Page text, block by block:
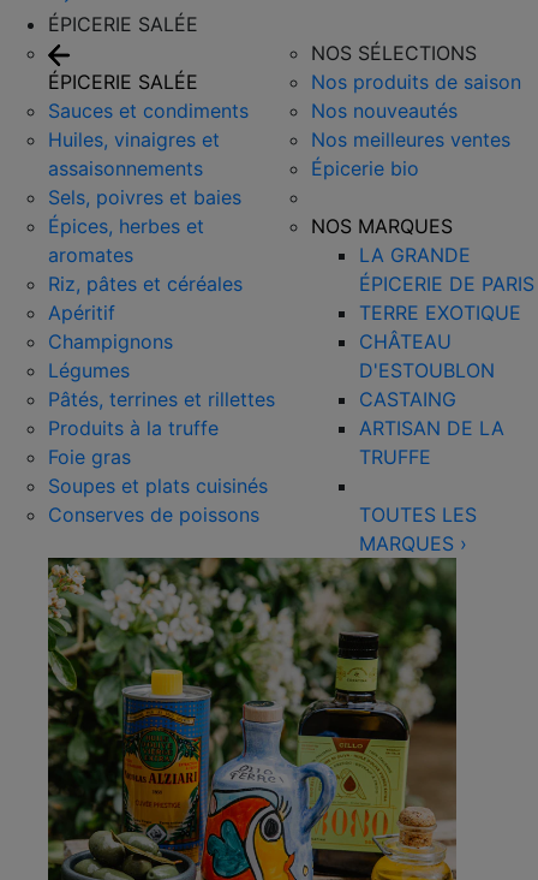
ÉPICERIE SALÉE
ÉPICERIE SALÉE
Sauces et condiments
Huiles, vinaigres et
assaisonnements
Sels, poivres et baies
Épices, herbes et
aromates
Riz, pâtes et céréales
Apéritif
Champignons
Légumes
Pâtés, terrines et rillettes
Produits à la truffe
Foie gras
Soupes et plats cuisinés
Conserves de poissons
NOS SÉLECTIONS
Nos produits de saison
Nos nouveautés
Nos meilleures ventes
Épicerie bio
NOS MARQUES
LA GRANDE
ÉPICERIE DE PARIS
TERRE EXOTIQUE
CHÂTEAU
D'ESTOUBLON
CASTAING
ARTISAN DE LA
TRUFFE
TOUTES LES
MARQUES ›